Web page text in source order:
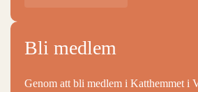
Bli medlem
Genom att bli medlem i Katthemmet i